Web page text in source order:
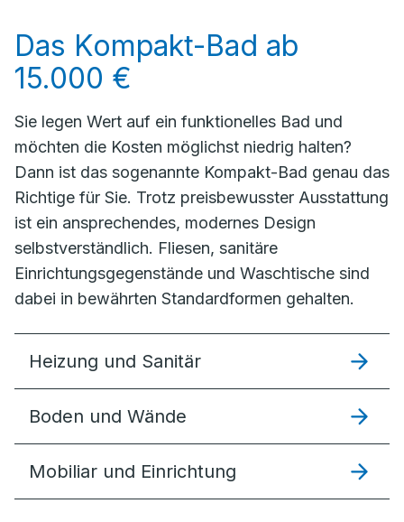
Das Kompakt-Bad ab
15.000 €
Sie legen Wert auf ein funktionelles Bad und
möchten die Kosten möglichst niedrig halten?
Dann ist das sogenannte Kompakt-Bad genau das
Richtige für Sie. Trotz preisbewusster Ausstattung
ist ein ansprechendes, modernes Design
selbstverständlich. Fliesen, sanitäre
Einrichtungsgegenstände und Waschtische sind
dabei in bewährten Standardformen gehalten.
Heizung und Sanitär
Boden und Wände
Mobiliar und Einrichtung